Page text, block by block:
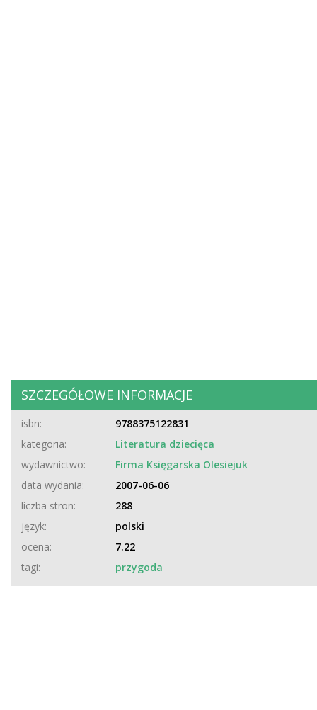
SZCZEGÓŁOWE INFORMACJE
isbn:
9788375122831
kategoria:
Literatura dziecięca
wydawnictwo:
Firma Księgarska Olesiejuk
data wydania:
2007-06-06
liczba stron:
288
język:
polski
ocena:
7.22
tagi:
przygoda